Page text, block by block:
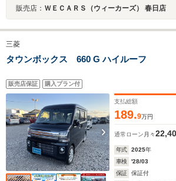
販売店： ＷＥＣＡＲＳ（ウィーカーズ） 春日店
三菱
タウンボックス 660 G ハイルーフ
販売店保証 購入プラン付
支払総額
189.9万円
通常ローン 月々
年式 2025年
車検
'28/03
保証
保証付